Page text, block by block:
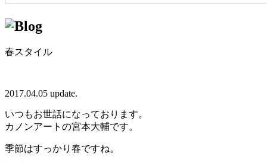
春スタイル
2017.04.05 update.
いつもお世話になっております。
カノンアートの宮本大輔です。
季節はすっかり春ですね。